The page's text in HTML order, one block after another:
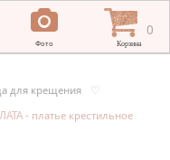
0
Корзина
Фото
для крещения
♡
- платье крестильное